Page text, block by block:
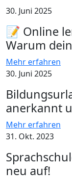
30. Juni 2025
📝 Online
Warum
Mehr erfahren
30. Juni 2025
anerkannt
Mehr erfahren
31. Okt. 2023
neu auf!